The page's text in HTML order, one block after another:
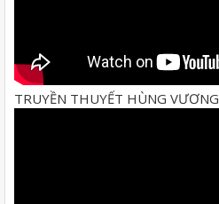
TRUYỀN THUYẾT HÙNG VƯƠNG